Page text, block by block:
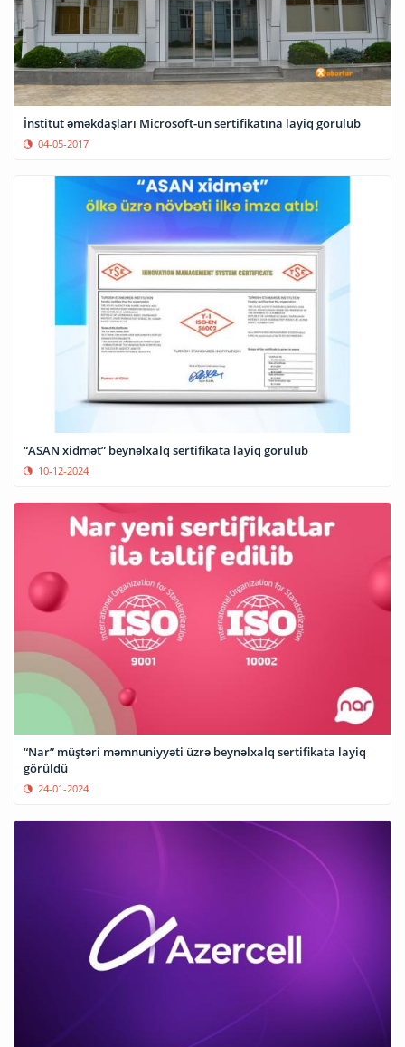
İnstitut əməkdaşları Microsoft-un sertifikatına layiq görülüb
04-05-2017
“ASAN xidmət” beynəlxalq sertifikata layiq görülüb
10-12-2024
“Nar” müştəri məmnuniyyəti üzrə beynəlxalq sertifikata layiq
görüldü
24-01-2024